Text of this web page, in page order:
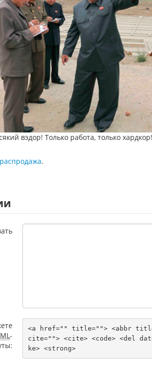
вздор! Только работа, только хардкор!
распродажа.
-
<a href="" title=""> <abbr
cite=""> <cite> <code> <del
ke> <strong>